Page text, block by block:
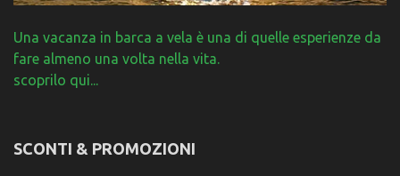
Una vacanza in barca a vela è una di quelle esperienze da
fare almeno una volta nella vita.
scoprilo qui...
SCONTI & PROMOZIONI